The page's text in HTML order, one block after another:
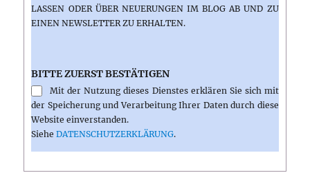
ASSEN ODER ÜBER NEUERUNGEN IM BLOG AB UND ZU E
INEN NEWSLETTER ZU ERHALTEN.
BITTE ZUERST BESTÄTIGEN
Mit der Nutzung dieses Dienstes erklären Sie sich mit
der Speicherung und Verarbeitung Ihrer Daten durch diese
Website einverstanden.
SieheDATENSCHUTZERKLÄRUNG.